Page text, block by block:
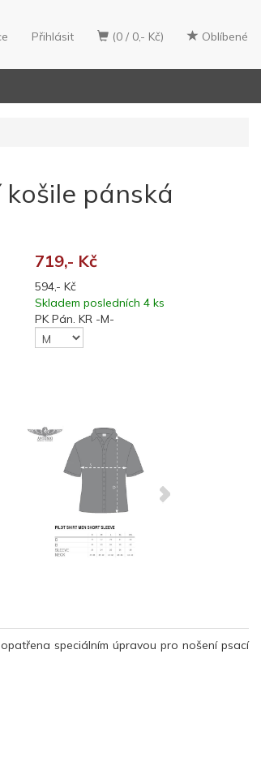
(0 / 0,- Kč) Oblíbené
Přihlásit
pánská
719,- Kč
594,- Kč
Skladem posledních 4 ks
PK Pán. KR -M-
speciálním úpravou pro nošení psací